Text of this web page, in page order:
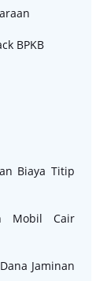
BPKB
Biaya Titip
Mobil Cair
Jaminan